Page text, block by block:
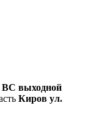
ВС выходной
Киров ул.